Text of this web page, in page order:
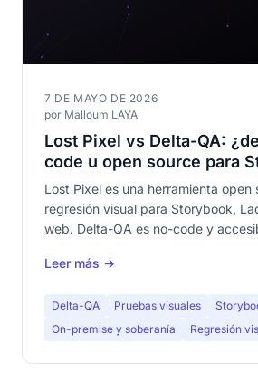
7 DE MAYO DE 2026
por Malloum LAYA
Lost Pixel vs Delta-QA:
code u open source para
Lost Pixel es una herramienta open
regresión visual para Storybook,
web. Delta-QA es no-code y
Leer más →
Delta-QA Pruebas visuales
On-premise y soberanía
Regresión